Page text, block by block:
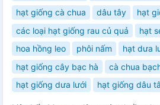
hạt giống cà chua
dâu tây
hạt
các loại hạt giống rau củ quả
hạt
hoa hồng leo
phôi nấm hạt dưa
hạt giống cây bạc hà
cà chua
hạt giống dưa lưới
hạt giống dâu